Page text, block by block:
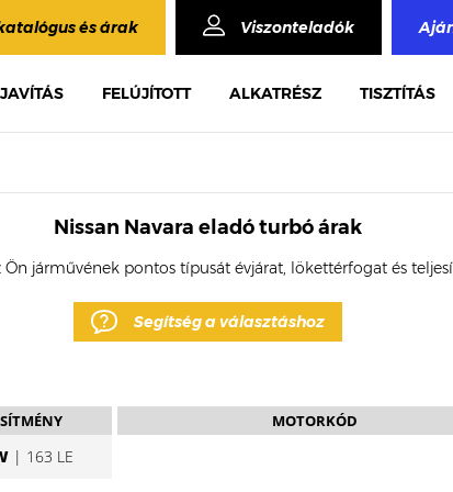
és árak Viszonteladók
JAVÍTÁS FELÚJÍTOTT ALKATRÉSZ TISZTÍTÁS
Nissan Navara eladó turbó árak
Ön járművének pontos típusát évjárat, lökettérfogat és
Segítség a választáshoz
| 163 LE
MOTORKÓD